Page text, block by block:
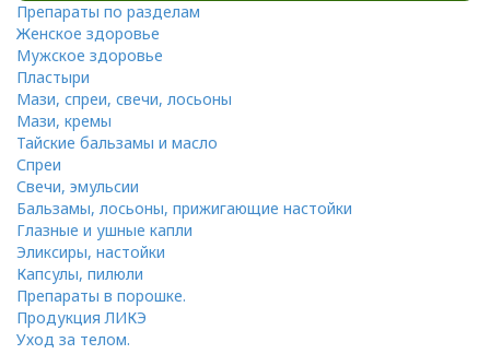
Препараты по разделам
Женское здоровье
Мужское здоровье
Пластыри
Мази, спреи, свечи, лосьоны
Мази, кремы
Тайские бальзамы и масло
Спреи
Свечи, эмульсии
Бальзамы, лосьоны, прижигающие настойки
Глазные и ушные капли
Эликсиры, настойки
Капсулы, пилюли
Препараты в порошке.
Продукция ЛИКЭ
Уход за телом.